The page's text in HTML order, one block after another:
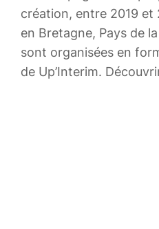
création, entre 2019 et
en Bretagne, Pays de
sont organisées en
de Up’Interim.